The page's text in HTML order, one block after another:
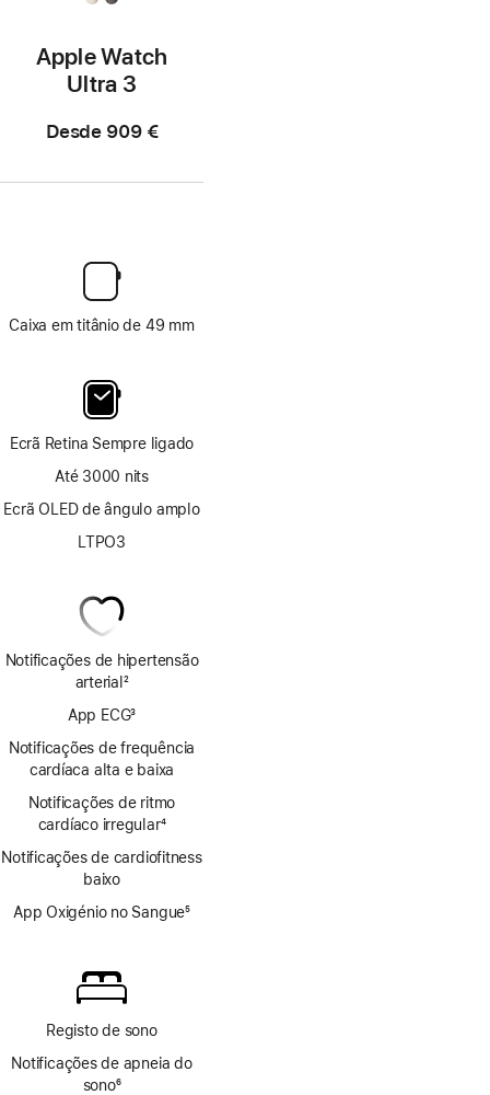
Apple Watch
Ultra 3
Desde 909 €
Caixa em titânio de 49 mm
Ecrã Retina Sempre ligado
Até 3000 nits
Ecrã OLED de ângulo amplo
LTPO3
Notificações de hipertensão
arterial
rodapé
2
App ECG
de
rodapé
3
Notificações de frequência
cardíaca alta e baixa
Notificações de ritmo
cardíaco irregular
de
4
Notificações de cardiofitness
baixo
App Oxigénio no Sangue5
Registo de sono
Notificações de apneia do
sono6